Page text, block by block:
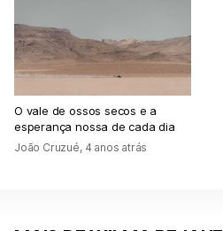
O vale de ossos secos e a
esperança nossa de cada dia
João Cruzué, 4 anos atrás